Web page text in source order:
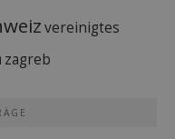
vereinigtes
zagreb